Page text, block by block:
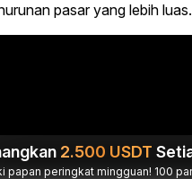
pasar yang lebih luas.
2.500 USDT
papan peringkat mingguan! 100